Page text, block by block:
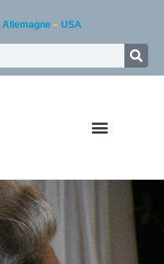
Allemagne – USA